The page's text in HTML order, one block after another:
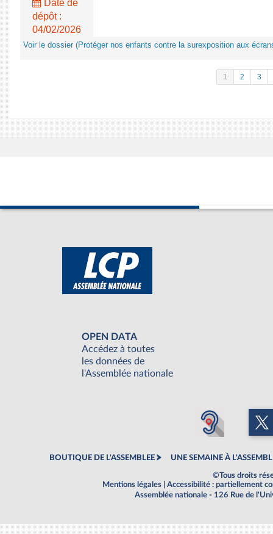
Date de
dépôt :
04/02/2026
Voir le dossier (Protéger nos enfants contre la surexposition aux
1 2 3
OPEN DATA
Accédez à toutes
les données de
l'Assemblée nationale
BOUTIQUE DE L'ASSEMBLEE UNE SEMAINE À
©Tous droits
Mentions légales
Accessibilité : partiellement
Assemblée nationale - 126 Rue de